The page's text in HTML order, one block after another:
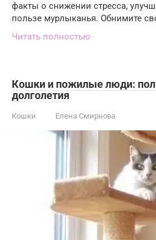
факты о снижении стресса,
пользе мурлыканья. Обнимите
Читать полностью
Кошки и пожилые люди:
долголетия
Кошки Елена Смирнова